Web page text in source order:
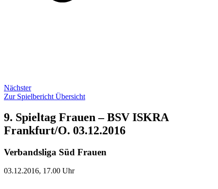
Nächster
Zur Spielbericht Übersicht
9. Spieltag Frauen – BSV ISKRA
Frankfurt/O. 03.12.2016
Verbandsliga Süd Frauen
03.12.2016, 17.00 Uhr